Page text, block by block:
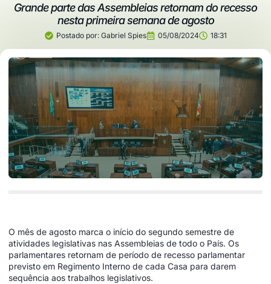
Grande parte das Assembleias retornam do recesso
nesta primeira semana de agosto
Postado por:Gabriel Spies 05/08/2024 18:31
O mês de agosto marca o início do segundo semestre de
atividades legislativas nas Assembleias de todo o País. Os
parlamentares retornam de período de recesso parlamentar
previsto em Regimento Interno de cada Casa para darem
sequência aos trabalhos legislativos.